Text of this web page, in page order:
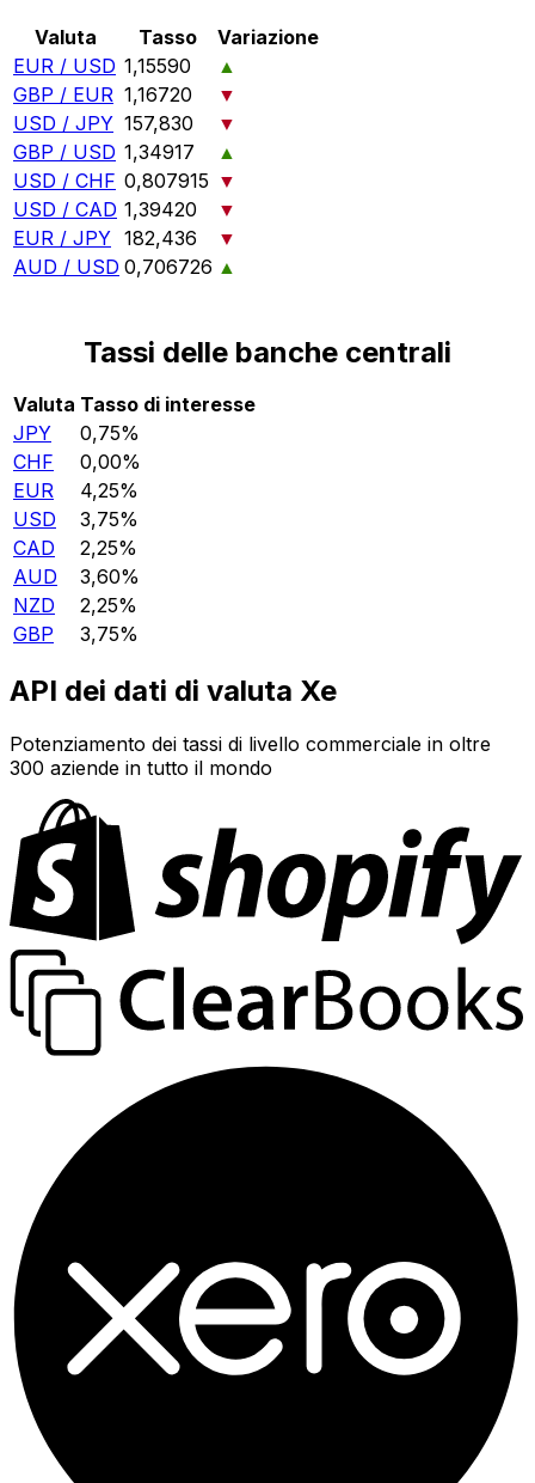
Valuta Tasso
Variazione
EUR / USD 1,15590
▲
GBP / EUR 1,16720
▼
USD / JPY 157,830
▼
GBP / USD 1,34917
▲
USD / CHF 0,807915 ▼
USD / CAD 1,39420
▼
EUR / JPY 182,436
▼
AUD / USD 0,706726 ▲
Tassi delle banche centrali
Valuta Tasso di interesse
JPY
0,75%
CHF
0,00%
EUR
4,25%
USD
3,75%
CAD
2,25%
AUD
3,60%
NZD
2,25%
GBP
3,75%
API dei dati di valuta Xe
Potenziamento dei tassi di livello commerciale in oltre
300 aziende in tutto il mondo